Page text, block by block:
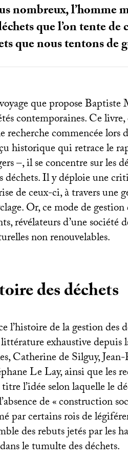
nombreux, l’homme
que l’on tente de
que nous tentons de
que propose
contemporaines. Ce
recherche commencée lors
historique qui retrace le
–, il se concentre sur les
déchets. Il y déploie une
de ceux-ci, à travers une
Or, ce mode de gestion
révélateurs d’une société
non renouvelables.
des déchets
l’histoire de la gestion des
exhaustive depuis
Catherine de Silguy,
Le Lay, ainsi que les
l’idée selon laquelle le
de «construction
par certains rois de
des rebuts jetés par les
le tumulte des déchets.